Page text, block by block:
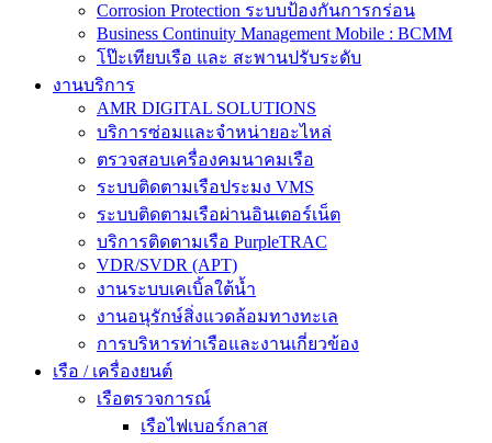
Corrosion Protection ระบบป้องกันการกร่อน
Business Continuity Management Mobile : BCMM
โป๊ะเทียบเรือ และ สะพานปรับระดับ
งานบริการ
AMR DIGITAL SOLUTIONS
บริการซ่อมและจำหน่ายอะไหล่
ตรวจสอบเครื่องคมนาคมเรือ
ระบบติดตามเรือประมง VMS
ระบบติดตามเรือผ่านอินเตอร์เน็ต
บริการติดตามเรือ PurpleTRAC
VDR/SVDR (APT)
งานระบบเคเบิ้ลใต้น้ำ
งานอนุรักษ์สิ่งแวดล้อมทางทะเล
การบริหารท่าเรือและงานเกี่ยวข้อง
เรือ / เครื่องยนต์
เรือตรวจการณ์
เรือไฟเบอร์กลาส